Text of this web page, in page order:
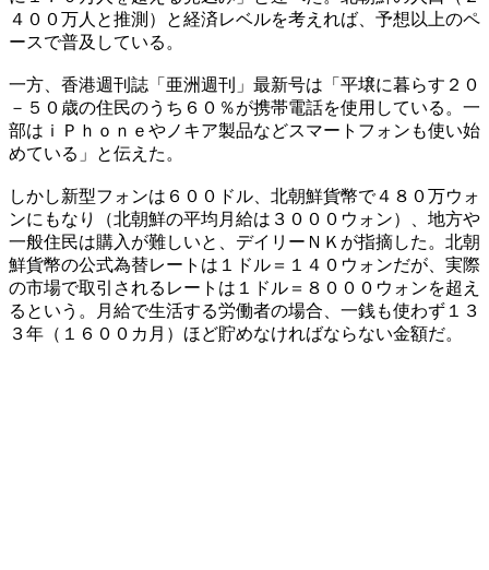
４００万人と推測）と経済レベルを考えれば、予想以上のペ
ースで普及している。
一方、香港週刊誌「亜洲週刊」最新号は「平壌に暮らす２０
－５０歳の住民のうち６０％が携帯電話を使用している。一
部はｉＰｈｏｎｅやノキア製品などスマートフォンも使い始
めている」と伝えた。
しかし新型フォンは６００ドル、北朝鮮貨幣で４８０万ウォ
ンにもなり（北朝鮮の平均月給は３０００ウォン）、地方や
一般住民は購入が難しいと、デイリーＮＫが指摘した。北朝
鮮貨幣の公式為替レートは１ドル＝１４０ウォンだが、実際
の市場で取引されるレートは１ドル＝８０００ウォンを超え
るという。月給で生活する労働者の場合、一銭も使わず１３
３年（１６００カ月）ほど貯めなければならない金額だ。